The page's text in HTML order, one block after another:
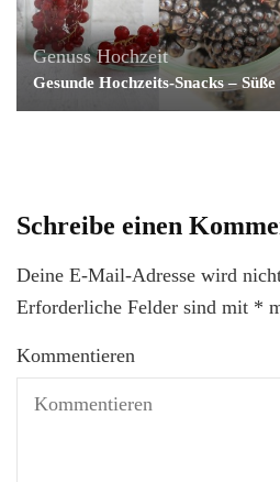
Genuss Hochzeit
Gesunde Hochzeits-Snacks –
Schreibe einen
Deine E-Mail-Adresse wird
Erforderliche Felder sind mit *
Kommentieren